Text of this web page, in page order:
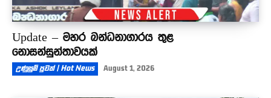
Update – මහර බන්ධනාගාරය තුළ
නොසන්සුන්තාවයක්
උණුසුම් පුවත් | Hot News August 1, 2026